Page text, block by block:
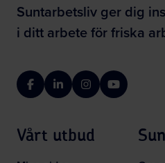
Suntarbetsliv ger dig
i ditt arbete för friska
FacebookLinkedInInstagramYouTube
Vårt utbud